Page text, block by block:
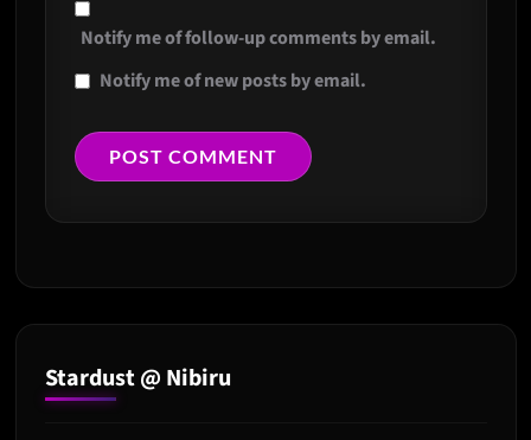
Notify me of follow-up comments by email.
Notify me of new posts by email.
Stardust @ Nibiru